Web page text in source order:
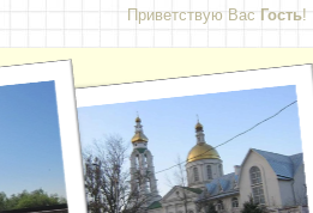
Приветствую Вас Гость!